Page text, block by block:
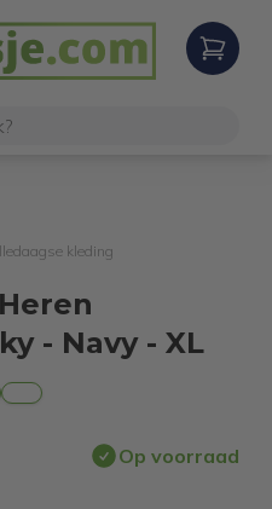
kleding
- Navy - XL
Op voorraad